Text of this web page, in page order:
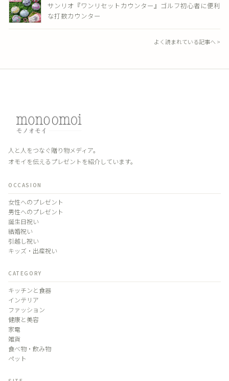
サンリオ『ワンリセットカウンター』ゴルフ初心者に便利
な打数カウンター
よく読まれている記事へ >
人と人をつなぐ贈り物メディア。
オモイを伝えるプレゼントを紹介しています。
OCCASION
女性へのプレゼント
男性へのプレゼント
誕生日祝い
結婚祝い
引越し祝い
キッズ・出産祝い
CATEGORY
キッチンと食器
インテリア
ファッション
健康と美容
家電
雑貨
食べ物・飲み物
ペット